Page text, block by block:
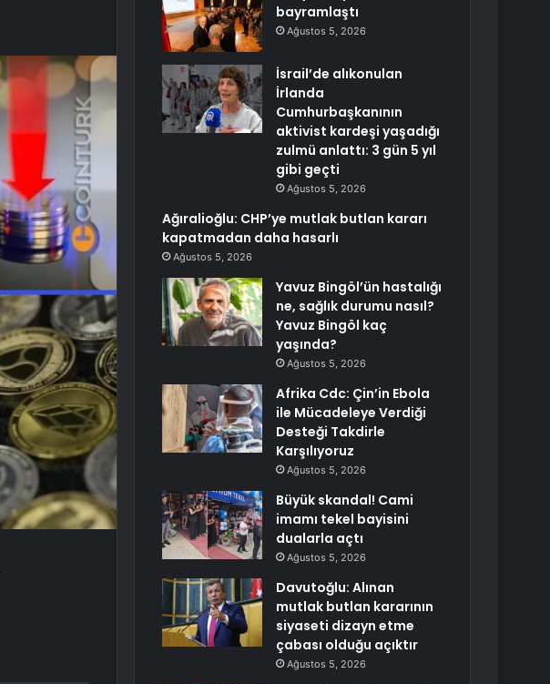
bayramlaştı
Ağustos 5, 2026
İsrail’de alıkonulan
İrlanda
Cumhurbaşkanının
aktivist kardeşi yaşadığı
zulmü anlattı: 3 gün 5 yıl
gibi geçti
Ağustos 5, 2026
Ağıralioğlu: CHP’ye mutlak butlan kararı
kapatmadan daha hasarlı
Ağustos 5, 2026
Yavuz Bingöl’ün hastalığı
ne, sağlık durumu nasıl?
Yavuz Bingöl kaç
yaşında?
Ağustos 5, 2026
Afrika Cdc: Çin’in Ebola
ile Mücadeleye Verdiği
Desteği Takdirle
Karşılıyoruz
Ağustos 5, 2026
Büyük skandal! Cami
imamı tekel bayisini
dualarla açtı
Ağustos 5, 2026
Davutoğlu: Alınan
mutlak butlan kararının
siyaseti dizayn etme
çabası olduğu açıktır
Ağustos 5, 2026